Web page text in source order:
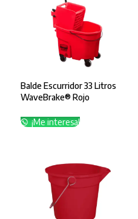
Balde Escurridor 33 Litros
WaveBrake® Rojo
¡Me interesa!